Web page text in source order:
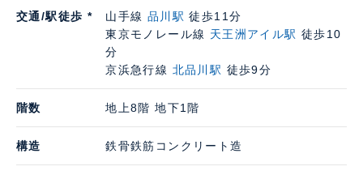
交通/駅徒歩 * 山手線 品川駅 徒歩11分
東京モノレール線 天王洲アイル駅 徒歩10
分
京浜急行線 北品川駅 徒歩9分
階数 地上8階 地下1階
構造 鉄骨鉄筋コンクリート造